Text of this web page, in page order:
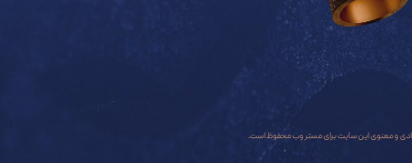
و معنوی این سایت برای مستر وب محفوظ است.